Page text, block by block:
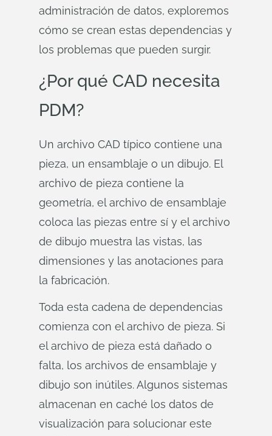
administración de datos, exploremos
cómo se crean estas dependencias y
los problemas que pueden surgir.
¿Por qué CAD necesita
PDM?
Un archivo CAD típico contiene una
pieza, un ensamblaje o un dibujo. El
archivo de pieza contiene la
geometría, el archivo de ensamblaje
coloca las piezas entre sí y el archivo
de dibujo muestra las vistas, las
dimensiones y las anotaciones para
la fabricación.
Toda esta cadena de dependencias
comienza con el archivo de pieza. Si
el archivo de pieza está dañado o
falta, los archivos de ensamblaje y
dibujo son inútiles. Algunos sistemas
almacenan en caché los datos de
visualización para solucionar este